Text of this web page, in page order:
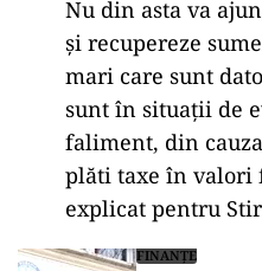
Nu din asta va
și recupereze
mari care sunt
sunt în situații de
faliment, din
plăti taxe în valori
explicat pentru
FINANȚE